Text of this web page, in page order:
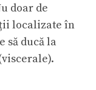
doar de
localizate în
să ducă la